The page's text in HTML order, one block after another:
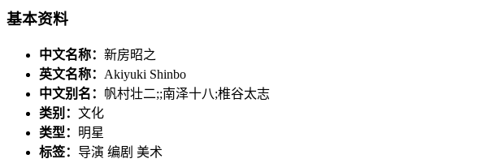
基本资料
中文名称： 新房昭之
英文名称： Akiyuki Shinbo
中文别名： 帆村壮二;;南泽十八;椎谷太志
类别： 文化
类型： 明星
标签： 导演 编剧 美术